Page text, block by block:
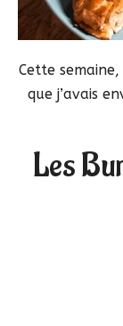
Cette
que j’avais
Les